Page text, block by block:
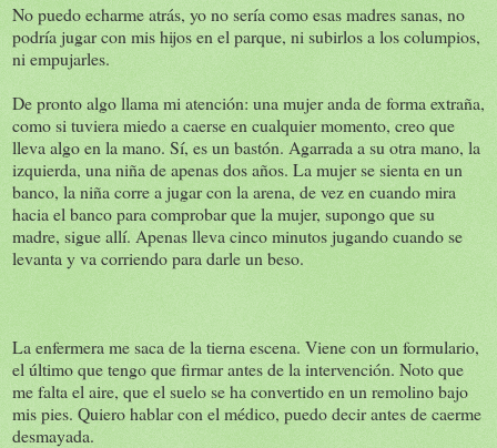
No puedo echarme atrás, yo no sería como esas madres sanas, no
podría jugar con mis hijos en el parque, ni subirlos a los columpios,
ni empujarles.
De pronto algo llama mi atención: una mujer anda de forma extraña,
como si tuviera miedo a caerse en cualquier momento, creo que
lleva algo en la mano. Sí, es un bastón. Agarrada a su otra mano, la
izquierda, una niña de apenas dos años. La mujer se sienta en un
banco, la niña corre a jugar con la arena, de vez en cuando mira
hacia el banco para comprobar que la mujer, supongo que su
madre, sigue allí. Apenas lleva cinco minutos jugando cuando se
levanta y va corriendo para darle un beso.
La enfermera me saca de la tierna escena. Viene con un formulario,
el último que tengo que firmar antes de la intervención. Noto que
me falta el aire, que el suelo se ha convertido en un remolino bajo
mis pies. Quiero hablar con el médico, puedo decir antes de caerme
desmayada.